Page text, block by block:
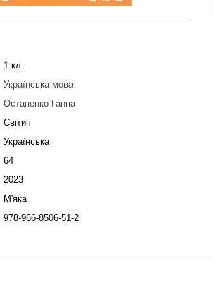
1 кл.
Українська мова
Остапенко Ганна
Світич
Українська
64
2023
М'яка
978-966-8506-51-2